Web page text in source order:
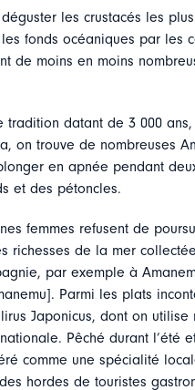
les crustacés les
fonds océaniques par les
de moins en moins
datant de 3 000
on trouve de nombreuses
en apnée pendant
et des pétoncles.
femmes refusent de
richesses de la mer
par exemple à
Parmi les plats
Japonicus, dont on utilise
Pêché durant l’été
comme une spécialité
hordes de touristes